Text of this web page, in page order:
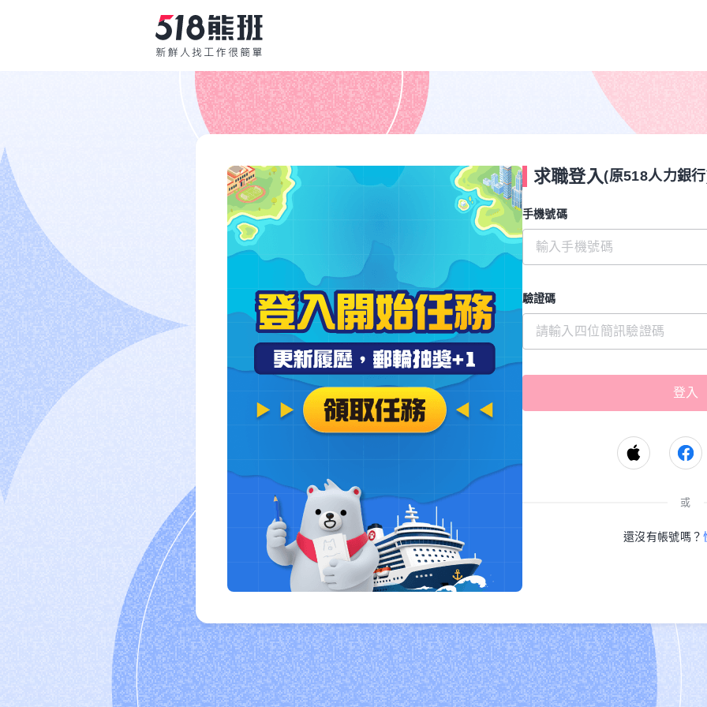
求職登入(原518人力銀
手機號碼
驗證碼
或
還沒有帳號嗎？